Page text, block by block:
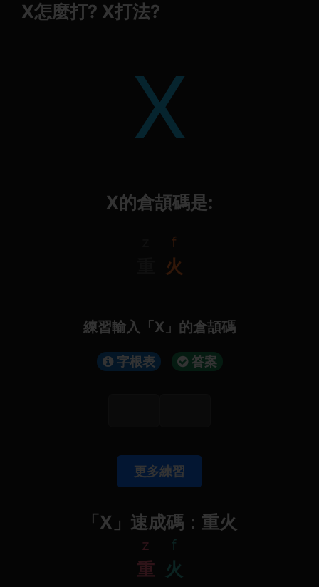
Χ怎麼打? Χ打法?
Χ
Χ的倉頡碼是:
f
火
練習輸入「Χ」的倉頡碼
字根表 答案
更多練習
「Χ」速成碼：重火
z
重
f
火